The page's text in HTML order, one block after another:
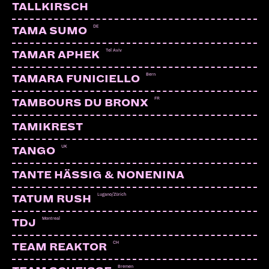
TALLKIRSCH
TAMA SUMO DE
TAMAR APHEK Tel Aviv
TAMARA FUNICIELLO Bern
TAMBOURS DU BRONX FR
TAMIKREST
TANGO UK
TANTE HÄSSIG & NONENINA
TATUM RUSH Lugano/Zürich
TDJ Montreal
TEAM REAKTOR CH
Bremen